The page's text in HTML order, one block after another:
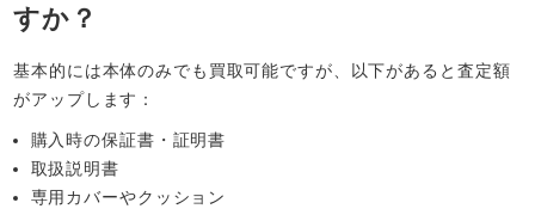
すか？
基本的には本体のみでも買取可能ですが、以下があると査定額
がアップします：
購入時の保証書・証明書
取扱説明書
専用カバーやクッション